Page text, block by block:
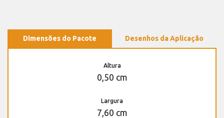
Dimensões do Pacote Desenhos da Aplicação
Altura
0,50 cm
Largura
7,60 cm